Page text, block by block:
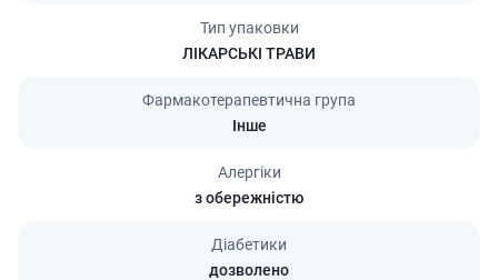
Тип упаковки
ЛІКАРСЬКІ ТРАВИ
Фармакотерапевтична група
Інше
Алергіки
з обережністю
Діабетики
дозволено